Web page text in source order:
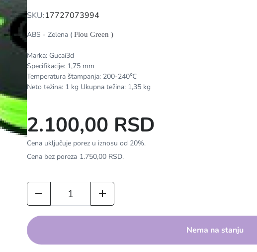
SKU:17727073994
ABS - Zelena ( Flou Green )
Marka: Gucai3d
Specifikacije: 1,75 mm
Temperatura štampanja: 200-240℃
Neto težina: 1 kg Ukupna težina: 1,35 kg
2.100,00 RSD
Cena uključuje porez u iznosu od 20%.
Cena bez poreza 1.750,00 RSD.
Nema na stanju